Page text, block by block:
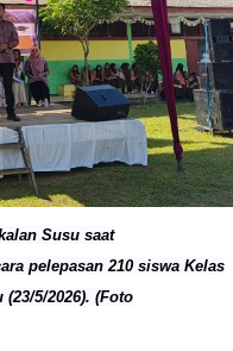
Susu saat
pelepasan 210 siswa Kelas
5/2026). (Foto